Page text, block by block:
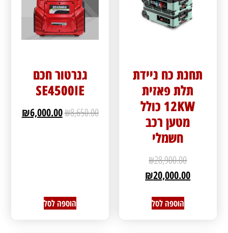
תחנת כח ניידת
תלת פאזית
12KW כולל
מטען רכב
חשמלי
₪28,900.00
₪20,000.00
הוספה לסל
גנרטור חכם
SE4500IE
₪8,650.00
₪6,000.00
הוספה לסל